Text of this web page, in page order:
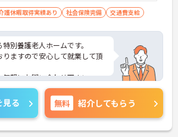
護休暇取得実績あり 社会保険完備 交通費支給
別養護老人ホームです。
ますので安心して就業して頂
軽にお問い合わせ下さい。
見る 無料 紹介してもらう